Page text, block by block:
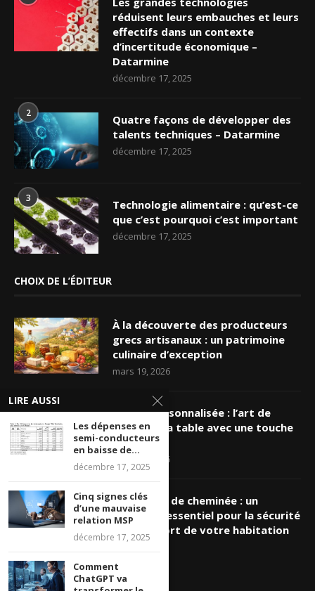
réduisent leurs embauches et leurs
effectifs dans un contexte
d’incertitude économique –
Datarmine
décembre 17, 2025
2
Quatre façons de développer des
talents techniques – Datarmine
décembre 17, 2025
3
Technologie alimentaire : qu’est-ce
que c’est pourquoi c’est important
décembre 17, 2025
CHOIX DE L’ÉDITEUR
À la découverte des producteurs
grecs artisanaux : un patrimoine
culinaire d’exception
mars 19, 2026
Nappe personnalisée : l’art de
sublimer sa table avec une touche
unique
mars 16, 2026
Ramonage de cheminée : un
entretien essentiel pour la sécurité
et le confort de votre habitation
LIRE AUSSI
Les dépenses en
semi-conducteurs
en baisse de...
décembre 17, 2025
Cinq signes clés
d’une mauvaise
relation MSP
décembre 17, 2025
Comment
ChatGPT va